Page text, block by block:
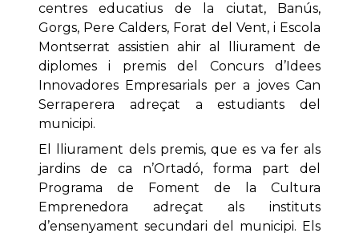
centres educatius de la ciutat, Banús,
Gorgs, Pere Calders, Forat del Vent, i Escola
Montserrat assistien ahir al lliurament de
diplomes i premis del Concurs d’Idees
Innovadores Empresarials per a joves Can
Serraperera adreçat a estudiants del
municipi.
El lliurament dels premis, que es va fer als
jardins de ca n’Ortadó, forma part del
Programa de Foment de la Cultura
Emprenedora adreçat als instituts
d’ensenyament secundari del municipi. Els